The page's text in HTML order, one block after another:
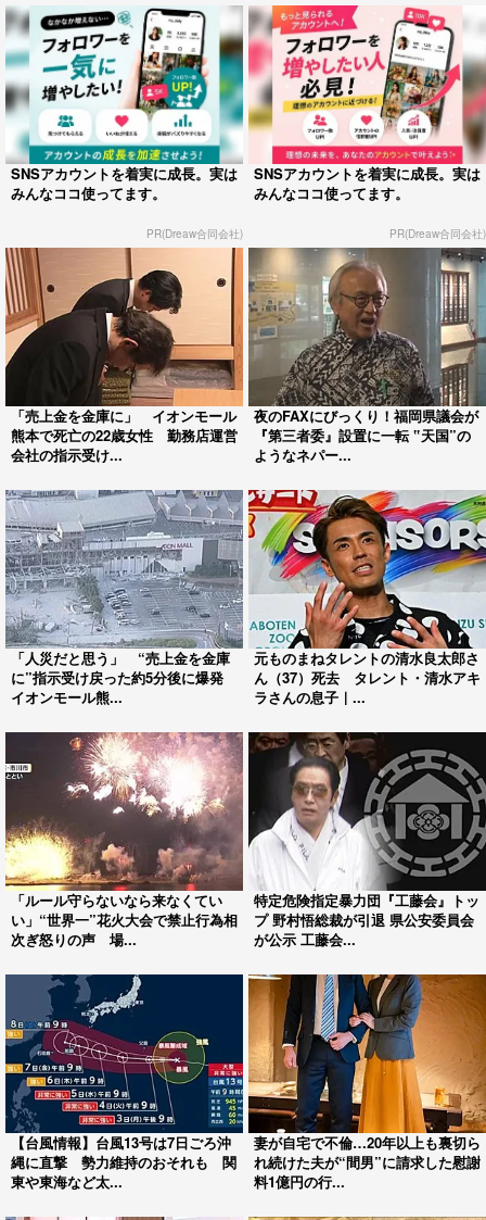
SNSアカウントを着実に成長。実は
みんなココ使ってます。
PR(Dreaw合同会社)
SNSアカウントを着実に成長。実は
みんなココ使ってます。
PR(Dreaw合同会社)
「売上金を金庫に」 イオンモール
熊本で死亡の22歳女性 勤務店運営
会社の指示受け...
夜のFAXにびっくり！福岡県議会が
『第三者委』設置に一転 ‟天国”の
ようなネパー...
「人災だと思う」 “売上金を金庫
に”指示受け戻った約5分後に爆発
イオンモール熊...
元ものまねタレントの清水良太郎さ
ん（37）死去 タレント・清水アキ
ラさんの息子｜...
「ルール守らないなら来なくてい
い」“世界一”花火大会で禁止行為相
次ぎ怒りの声 場...
特定危険指定暴力団『工藤会』トッ
プ 野村悟総裁が引退 県公安委員会
が公示 工藤会...
【台風情報】台風13号は7日ごろ沖
縄に直撃 勢力維持のおそれも 関
東や東海など太...
妻が自宅で不倫…20年以上も裏切ら
れ続けた夫が“間男”に請求した慰謝
料1億円の行...